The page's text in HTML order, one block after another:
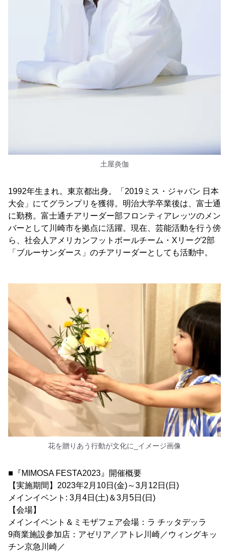
土屋炎伽
1992年生まれ。東京都出身。「2019ミス・ジャパン 日本
大会」にてグランプリを獲得。明治大学卒業後は、富士通
に勤務。富士通チアリーダー部フロンティアレッツのメン
バーとして川崎市を拠点に活躍。現在、芸能活動を行う傍
ら、社会人アメリカンフットボールチーム・Xリーグ2部
「ブルーサンダース」のチアリーダーとしても活動中。
花を贈りあう行動が文化に_イメージ画像
■『MIMOSA FESTA2023』開催概要
【実施期間】2023年2月10日(金)～3月12日(日)
メインイベント: 3月4日(土)＆3月5日(日)
【会場】
メインイベント＆ミモザフェア会場：ラ チッタデッラ
9商業施設参加店：アゼリア／アトレ川崎／ウィングキッ
チン京急川崎／